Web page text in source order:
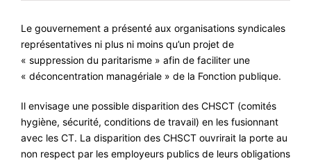
#ACTIONS
#VOS ÉLUES
#COMMUNIQUÉS
#ÉLECTIONS
Le gouvernement a présenté aux organisations syndicales
représentatives ni plus ni moins qu’un projet de
« suppression du paritarisme » afin de faciliter une
« déconcentration managériale » de la Fonction publique.
Il envisage une possible disparition des CHSCT (comités
hygiène, sécurité, conditions de travail) en les fusionnant
avec les CT. La disparition des CHSCT ouvrirait la porte au
non respect par les employeurs publics de leurs obligations